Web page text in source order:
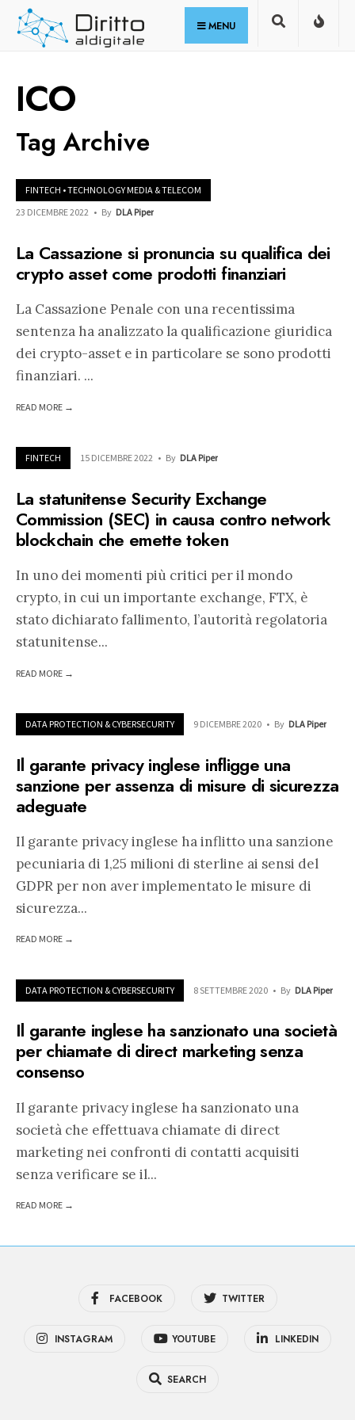
Skip
MENU
ICO
Tag Archive
FINTECH •TECHNOLOGY MEDIA & TELECOM
23 DICEMBRE 2022 • By DLA Piper
La Cassazione si pronuncia su qualifica dei
crypto asset come prodotti finanziari
La Cassazione Penale con una recentissima
sentenza ha analizzato la qualificazione giuridica
dei crypto-asset e in particolare se sono prodotti
finanziari. ...
READ MORE →
FINTECH 15 DICEMBRE 2022 • By DLA Piper
La statunitense Security Exchange
Commission (SEC) in causa contro network
blockchain che emette token
In uno dei momenti più critici per il mondo
crypto, in cui un importante exchange, FTX, è
stato dichiarato fallimento, l’autorità regolatoria
statunitense...
READ MORE →
DATA PROTECTION & CYBERSECURITY 9 DICEMBRE 2020 • By DLA Piper
Il garante privacy inglese infligge una
sanzione per assenza di misure di sicurezza
adeguate
Il garante privacy inglese ha inflitto una sanzione
pecuniaria di 1,25 milioni di sterline ai sensi del
GDPR per non aver implementato le misure di
sicurezza...
READ MORE →
DATA PROTECTION & CYBERSECURITY 8 SETTEMBRE 2020 • By DLA Piper
Il garante inglese ha sanzionato una società
per chiamate di direct marketing senza
consenso
Il garante privacy inglese ha sanzionato una
società che effettuava chiamate di direct
marketing nei confronti di contatti acquisiti
senza verificare se il...
READ MORE →
FACEBOOK TWITTER
INSTAGRAM YOUTUBE LINKEDIN
SEARCH